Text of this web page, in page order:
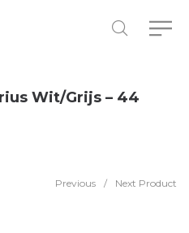
Wit/Grijs – 44
Previous / Next Product